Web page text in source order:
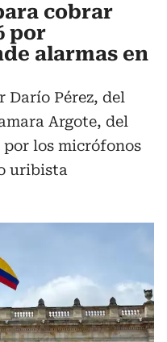
cobrar
por
alarmas en
Darío Pérez, del
Argote, del
los micrófonos
uribista